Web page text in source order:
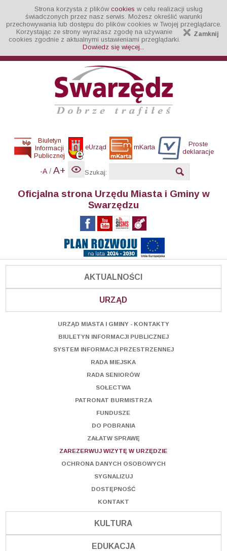
Strona korzysta z plików cookies w celu realizacji usług
świadczonych przez nasz serwis. Możesz określić warunki
przechowywania lub dostępu do plików cookies w Twojej przeglądarce.
Zamknij
Korzystając ze strony wyrażasz zgodę na używanie
cookies zgodnie z aktualnymi ustawieniami przeglądarki.
Dowiedz się więcej...
Biuletyn
Informacji
Publicznej
eUrząd mKarta
Proste
deklaracje
-A / A+ Szukaj:
Oficjalna strona Urzędu Miasta i Gminy w
Swarzędzu
AKTUALNOŚCI
URZĄD
URZĄD MIASTA I GMINY - KONTAKTY
BIULETYN INFORMACJI PUBLICZNEJ
SYSTEM INFORMACJI PRZESTRZENNEJ
RADA MIEJSKA
RADA SENIORÓW
SOŁECTWA
PATRONAT BURMISTRZA
FUNDUSZE
DO POBRANIA
ZAŁATW SPRAWĘ
ZAREZERWUJ WIZYTĘ W URZĘDZIE
OCHRONA DANYCH OSOBOWYCH
SYGNALIZUJ
DOSTĘPNOŚĆ
KONTAKT
KULTURA
EDUKACJA